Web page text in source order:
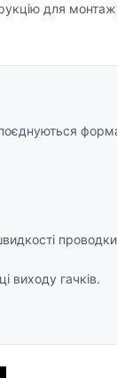
для
виходу гачків.